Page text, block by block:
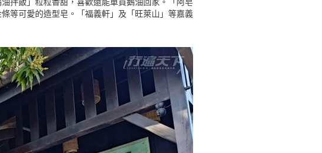
拌飯」粒粒香甜，喜歡還能單買鵝油回家。「阿皂
等可愛的造型皂。「福義軒」及「旺萊山」等嘉義